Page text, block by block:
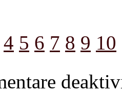
4 5 6 7 8 9 10